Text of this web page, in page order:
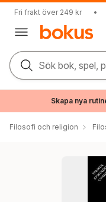
Fri frakt över 249 kr •
Sök bok, spel,
Skapa nya
Filosofi och religion